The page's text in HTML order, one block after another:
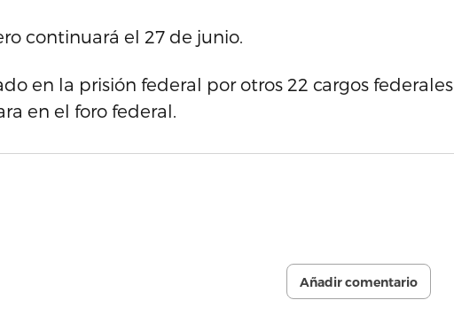
continuará el 27 de junio.
en la prisión federal por otros 22 cargos federales
en el foro federal.
Añadir comentario